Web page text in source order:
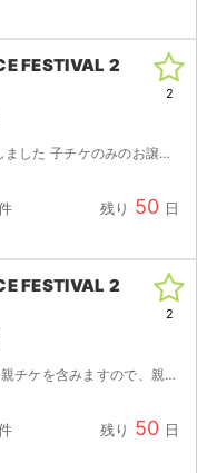
FESTIVAL 2
します ご希望であれば前方エリアの抽選可能です。（抽選の為落...
残り 50 日
2
FESTIVAL 2
前方エリアの抽選可能です。よろしくお願いいたします。
残り 50 日
2